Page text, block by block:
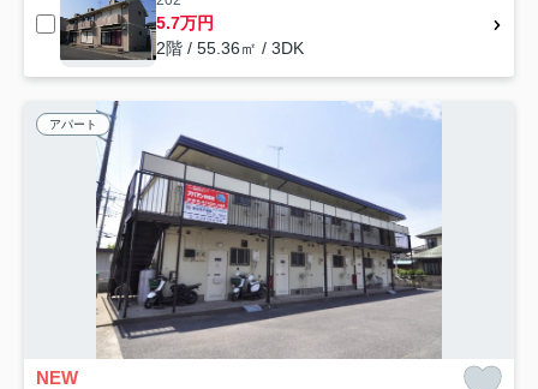
5.7万円
2階 / 55.36㎡ / 3DK
アパート
NEW